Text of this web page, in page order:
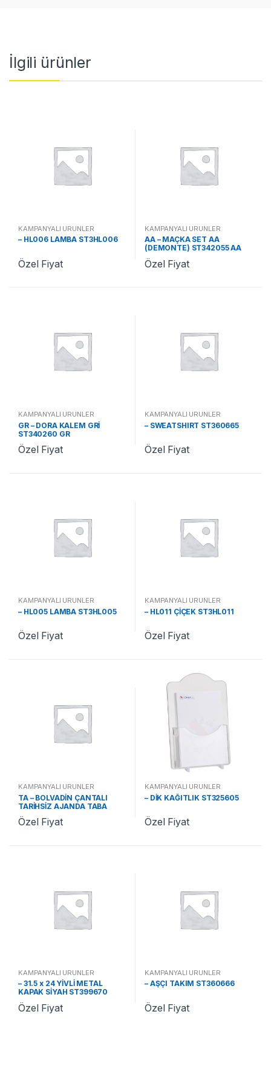
İlgili ürünler
KAMPANYALI ÜRÜNLER
– HL006 LAMBA ST3HL006
Özel Fiyat
KAMPANYALI ÜRÜNLER
AA – MAÇKA SET AA
(DEMONTE) ST342055 AA
Özel Fiyat
KAMPANYALI ÜRÜNLER
GR – DORA KALEM GRİ
ST340260 GR
Özel Fiyat
KAMPANYALI ÜRÜNLER
– SWEATSHIRT ST360665
Özel Fiyat
KAMPANYALI ÜRÜNLER
– HL005 LAMBA ST3HL005
Özel Fiyat
KAMPANYALI ÜRÜNLER
– HL011 ÇİÇEK ST3HL011
Özel Fiyat
KAMPANYALI ÜRÜNLER
TA – BOLVADİN ÇANTALI
TARİHSİZ AJANDA TABA
ST370478 TA
Özel Fiyat
KAMPANYALI ÜRÜNLER
– DİK KAĞITLIK ST325605
Özel Fiyat
KAMPANYALI ÜRÜNLER
– 31.5 x 24 YİVLİ METAL
KAPAK SİYAH ST399670
Özel Fiyat
KAMPANYALI ÜRÜNLER
– AŞÇI TAKIM ST360666
Özel Fiyat